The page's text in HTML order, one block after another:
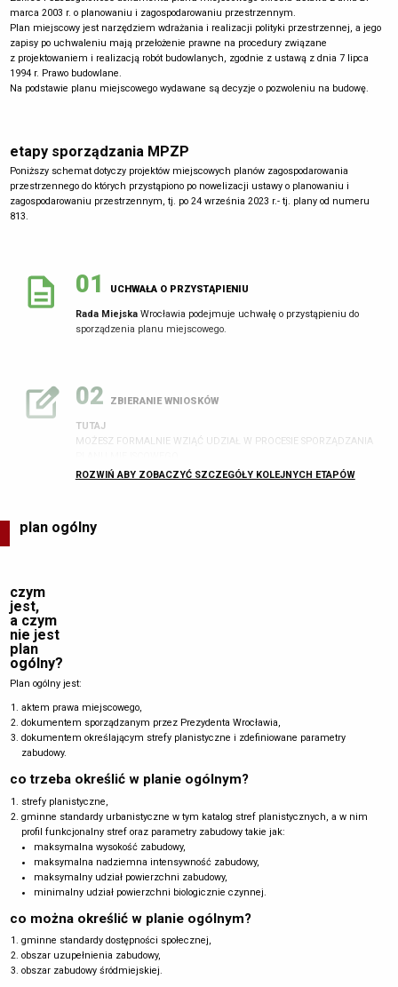
marca 2003 r. o planowaniu i zagospodarowaniu przestrzennym.
Plan miejscowy jest narzędziem wdrażania i realizacji polityki przestrzennej, a jego
zapisy po uchwaleniu mają przełożenie prawne na procedury związane
z projektowaniem i realizacją robót budowlanych, zgodnie z ustawą z dnia 7 lipca
1994 r. Prawo budowlane.
Na podstawie planu miejscowego wydawane są decyzje o pozwoleniu na budowę.
etapy sporządzania MPZP
Poniższy schemat dotyczy projektów miejscowych planów zagospodarowania
przestrzennego do których przystąpiono po nowelizacji ustawy o planowaniu i
zagospodarowaniu przestrzennym, tj. po 24 września 2023 r.- tj. plany od numeru
813.
01 UCHWAŁA O PRZYSTĄPIENIU
Rada MiejskaWrocławia podejmuje uchwałę o przystąpieniu do
sporządzenia planu miejscowego.
02 ZBIERANIE WNIOSKÓW
TUTAJ
MOŻESZ FORMALNIE WZIĄĆ UDZIAŁ W PROCESIE SPORZĄDZANIA
ZOBACZ JAK ZŁOŻYĆ WNIOSEK
ogłoszenia w prasie)
03 PROJEKTOWANIE
Opracowanie projektu planu miejscowego wraz z uzasadnieniem oraz
04OPINIOWANIE
Skierowanie projektu mpzp do opiniowania
wyznaczone ustawowo instytucje mają
odpowiedź,
projektu planu miejscowego.
wprowadzenie zmian w projekcie po opiniowaniu = wydłużenie
procedury planistycznej
ROZWIŃ ABY ZOBACZYĆ SZCZEGÓŁY KOLEJNYCH ETAPÓW
plan ogólny
czym
jest,
a czym
nie jest
plan
ogólny?
Plan ogólny jest:
aktem prawa miejscowego,
dokumentem sporządzanym przez Prezydenta Wrocławia,
dokumentem określającym strefy planistyczne i zdefiniowane parametry
zabudowy.
co trzeba określić w planie ogólnym?
strefy planistyczne,
gminne standardy urbanistyczne w tym katalog stref planistycznych, a w nim
profil funkcjonalny stref oraz parametry zabudowy takie jak:
maksymalna wysokość zabudowy,
maksymalna nadziemna intensywność zabudowy,
maksymalny udział powierzchni zabudowy,
minimalny udział powierzchni biologicznie czynnej.
co można określić w planie ogólnym?
gminne standardy dostępności społecznej,
obszar uzupełnienia zabudowy,
obszar zabudowy śródmiejskiej.